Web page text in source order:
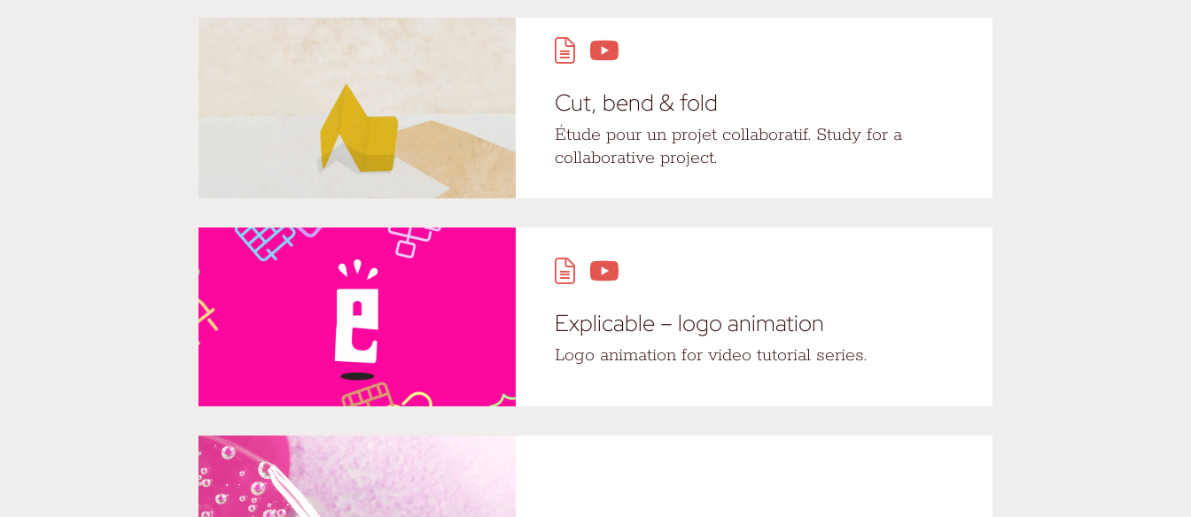
Cut, bend & fold
Étude pour un projet collaboratif. Study for a
collaborative project.
Explicable – logo animation
Logo animation for video tutorial series.